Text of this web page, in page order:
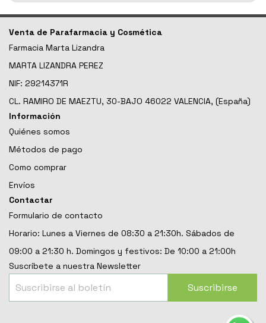
Venta de Parafarmacia y Cosmética
Farmacia Marta Lizandra
MARTA LIZANDRA PEREZ
NIF: 29214371R
CL. RAMIRO DE MAEZTU, 30-BAJO 46022 VALENCIA, (España)
Información
Quiénes somos
Métodos de pago
Como comprar
Envíos
Contactar
Formulario de contacto
Horario: Lunes a Viernes de 08:30 a 21:30h. Sábados de
09:00 a 21:30 h. Domingos y festivos: De 10:00 a 21:00h
Suscríbete a nuestra Newsletter
Suscribirse